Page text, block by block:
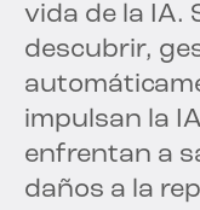
vida de la IA.
descubrir,
impulsan la
enfrentan a
daños a la